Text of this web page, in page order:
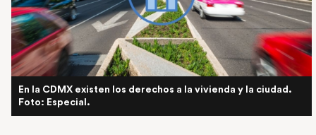
En la CDMX existen los derechos a la vivienda y la ciudad.
Foto: Especial.